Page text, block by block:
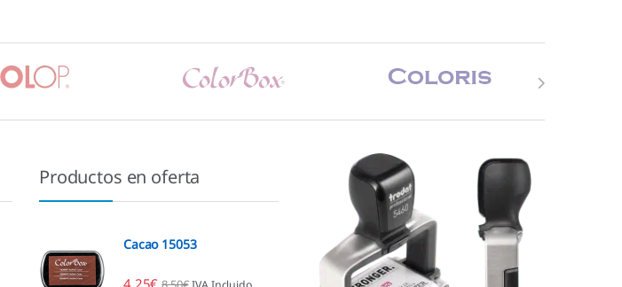
Productos en oferta
Cacao 15053
4,25€